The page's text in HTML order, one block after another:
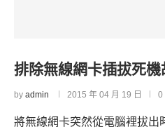
排除無線網卡插拔死機
by admin 2015 年 04 月 19 日 0
將無線網卡突然從電腦裡拔出